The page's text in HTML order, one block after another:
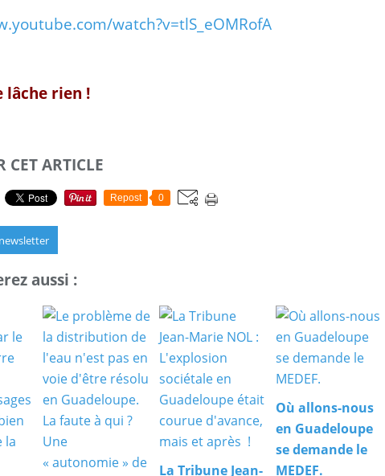
watch?v=tlS_eOMRofA
lâche rien !
CET ARTICLE
Repost 0
aussi :
La Tribune Jean-
Où allons-nous
en Guadeloupe
se demande le
MEDEF.